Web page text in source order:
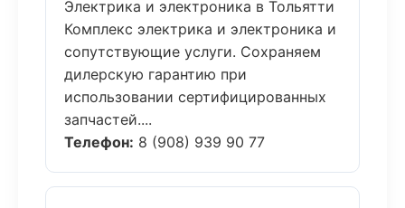
Электрика и электроника в Тольятти
Комплекс электрика и электроника и
сопутствующие услуги. Сохраняем
дилерскую гарантию при
использовании сертифицированных
запчастей....
Телефон: 8 (908) 939 90 77